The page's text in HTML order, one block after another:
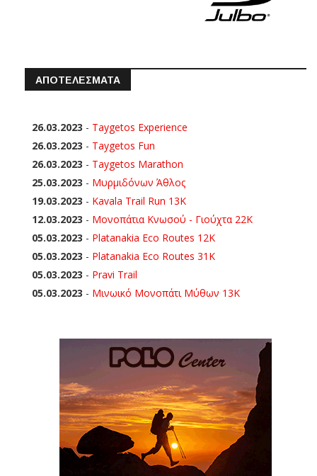
ΑΠΟΤΕΛΕΣΜΑΤΑ
26.03.2023 - Taygetos Experience
26.03.2023 - Taygetos Fun
26.03.2023 - Taygetos Marathon
25.03.2023 - Μυρμιδόνων Άθλος
19.03.2023 - Kavala Trail Run 13K
12.03.2023 - Μονοπάτια Κνωσού - Γιούχτα 22Κ
05.03.2023 - Platanakia Eco Routes 12K
05.03.2023 - Platanakia Eco Routes 31K
05.03.2023 - Pravi Trail
05.03.2023 - Μινωικό Μονοπάτι Μύθων 13Κ